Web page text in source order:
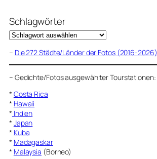
Schlagwörter
– Die 272 Städte/Länder der Fotos (2016-2026)
– Gedichte/Fotos ausgewählter Tourstationen:
* Costa Rica
* Hawaii
* Indien
* Japan
* Kuba
* Madagaskar
* Malaysia (Borneo)